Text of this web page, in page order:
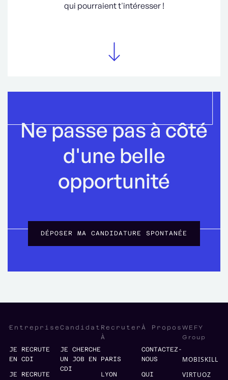
qui pourraient t'intéresser !
Ne passe pas à côté
d'une belle
opportunité
DÉPOSER MA CANDIDATURE SPONTANÉE
Entreprise
JE RECRUTE
EN CDI
JE RECRUTE
Candidat
JE CHERCHE
UN JOB EN
CDI
Recruter
À
PARIS
LYON
À Propos
CONTACTEZ-
NOUS
QUI
WEFY
Group
MOBISKILL
VIRTUOZ